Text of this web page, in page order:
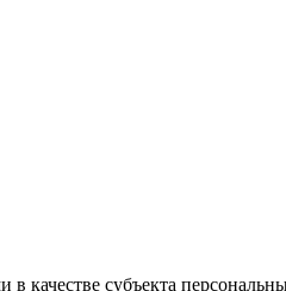
качестве субъекта